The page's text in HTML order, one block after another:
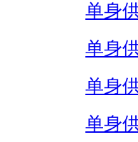
单身
单身
单身
单身